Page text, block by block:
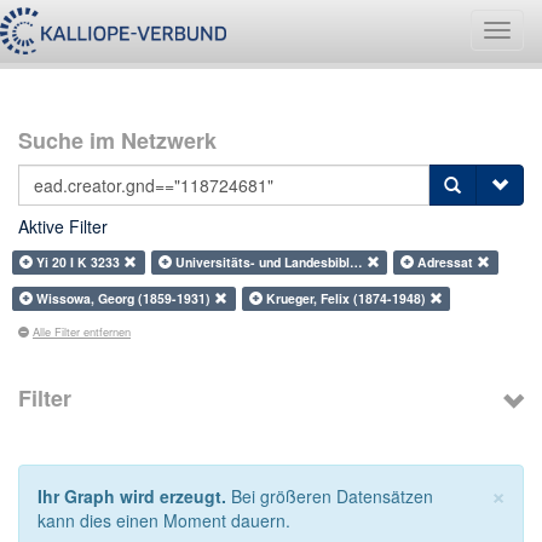
Suche im Netzwerk
Aktive Filter
Yi 20 I K 3233 Universitäts- und Landesbibl…
Adressat
Wissowa, Georg (1859-1931)
Krueger, Felix (1874-1948)
Alle Filter entfernen
Filter
×
Ihr Graph wird erzeugt. Bei größeren Datensätzen
kann dies einen Moment dauern.